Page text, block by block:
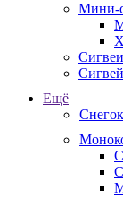
Мини-
Ещё